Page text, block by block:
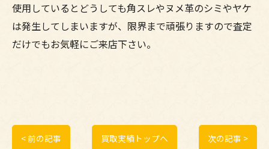
使用しているとどうしても角スレやヌメ革のシミやヤケ
は発生してしまいますが、限界まで頑張りますので査定
だけでもお気軽にご来店下さい。
< 前の記事 買取実績トップへ 次の記事 >